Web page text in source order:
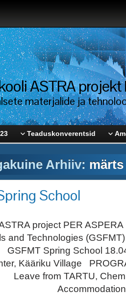
ASTRA projekt
materjalide ja
Teaduskonverentsid
Arhiiv: märts
School
project PER
and Technologies
GSFMT Spring School
Kääriku Village
TARTU,
Accommodation in